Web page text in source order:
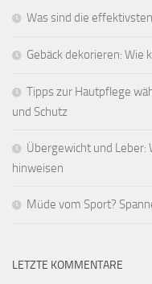
Was sind die
Gebäck dekorieren: Wie
Tipps zur Hautpflege
und Schutz
Übergewicht und Leber:
hinweisen
Müde vom Sport?
LETZTE KOMMENTARE